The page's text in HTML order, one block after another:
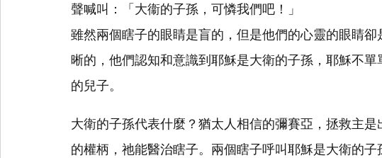
聲喊叫：「大衞的子孫，可憐我們吧！」
雖然兩個瞎子的眼睛是盲的，但是他們的心靈的眼睛
晰的，他們認知和意識到耶穌是大衛的子孫，耶穌不
的兒子。
大衛的子孫代表什麼？猶太人相信的彌賽亞，拯救主
的權柄，祂能醫治瞎子。兩個瞎子呼叫耶穌是大衛的